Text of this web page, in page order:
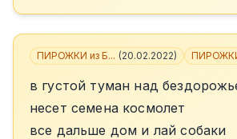
ПИРОЖКИ из Б... (20.02.2022)
в густой туман над
несет семена космолет
все дальше дом и лай собаки